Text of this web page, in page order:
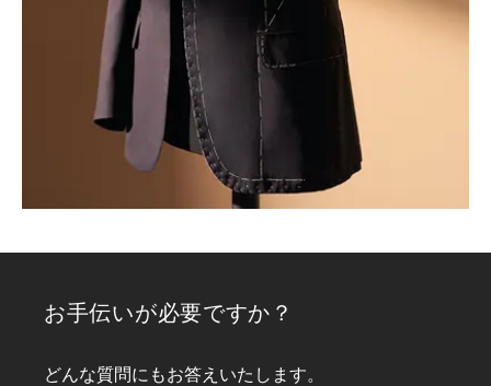
お手伝いが必要ですか？
どんな質問にもお答えいたします。